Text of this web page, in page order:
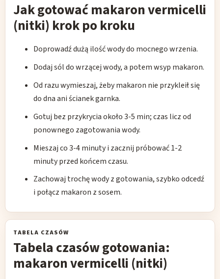
Jak gotować makaron vermicelli
(nitki) krok po kroku
Doprowadź dużą ilość wody do mocnego wrzenia.
Dodaj sól do wrzącej wody, a potem wsyp makaron.
Od razu wymieszaj, żeby makaron nie przykleił się
do dna ani ścianek garnka.
Gotuj bez przykrycia około 3-5 min; czas licz od
ponownego zagotowania wody.
Mieszaj co 3-4 minuty i zacznij próbować 1-2
minuty przed końcem czasu.
Zachowaj trochę wody z gotowania, szybko odcedź
i połącz makaron z sosem.
TABELA CZASÓW
Tabela czasów gotowania:
makaron vermicelli (nitki)